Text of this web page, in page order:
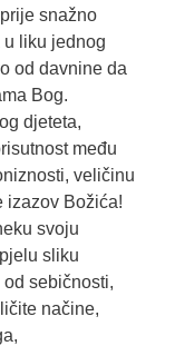
snažno
liku jednog
od davnine da
Bog.
djeteta,
među
veličinu
izazov Božića!
svoju
sliku
sebičnosti,
načine,